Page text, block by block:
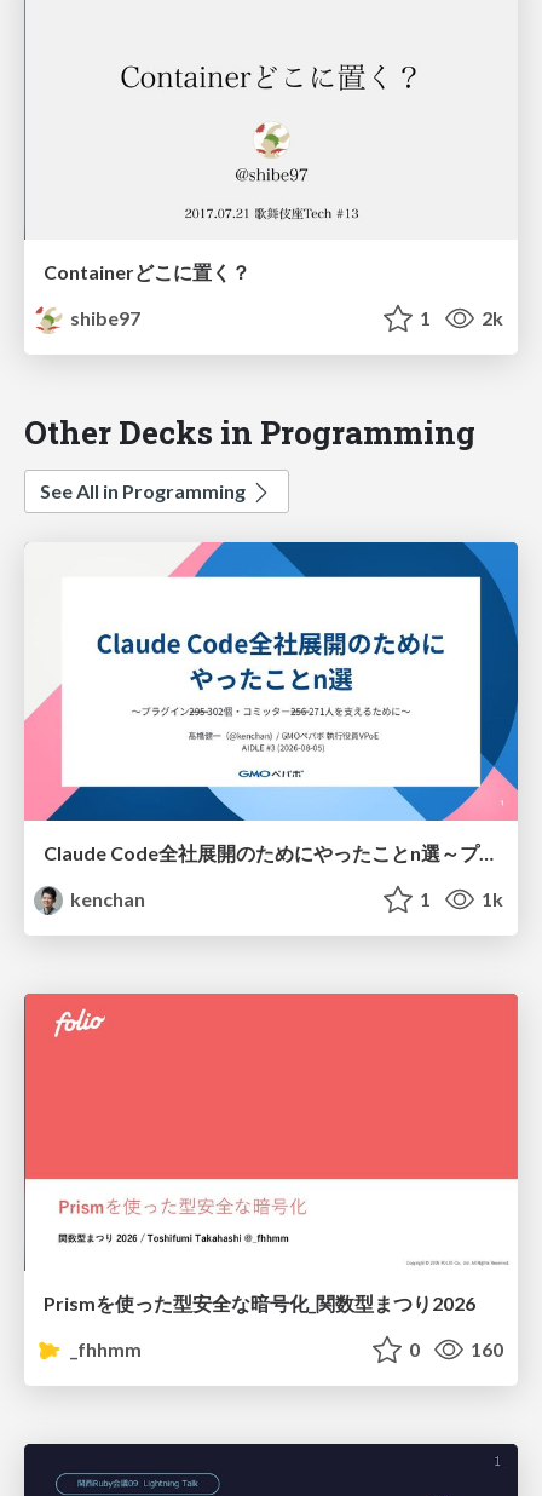
Containerどこに置く？
shibe97
1 2k
Other Decks in Programming
See All in Programming
Claude Code全社展開のためにやったことn選～プラグイン302個・コミッター271人を支えるために～
kenchan
1 1k
Prismを使った型安全な暗号化_関数型まつり2026
_fhhmm
0 160